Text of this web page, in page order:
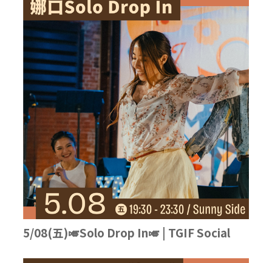
5/08(五)🎺Solo Drop In🎺 | TGIF Social